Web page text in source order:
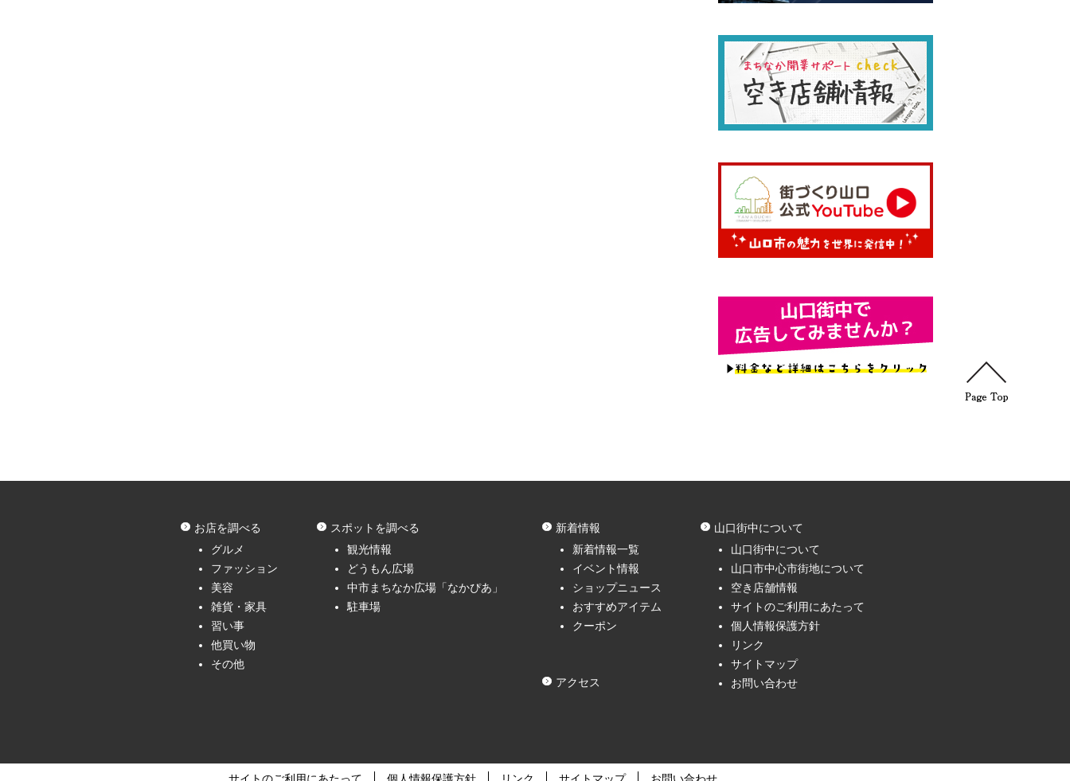
お店を調べる
グルメ
ファッション
美容
雑貨・家具
習い事
他買い物
その他
スポットを調べる
観光情報
どうもん広場
中市まちなか広場「なかぴあ」
駐車場
新着情報
新着情報一覧
イベント情報
ショップニュース
おすすめアイテム
クーポン
アクセス
山口街中について
山口街中について
山口市中心市街地について
空き店舗情報
サイトのご利用にあたって
個人情報保護方針
リンク
サイトマップ
お問い合わせ